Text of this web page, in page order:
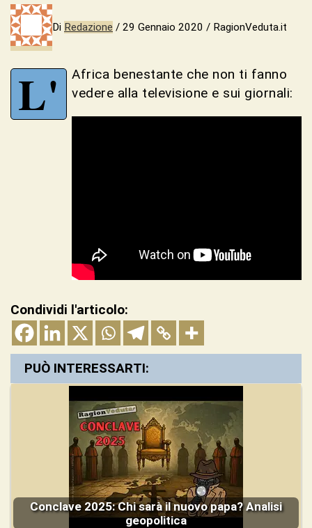
Di Redazione / 29 Gennaio 2020 / RagionVeduta.it
L'
Africa benestante che non ti fanno
vedere alla televisione e sui giornali:
Condividi l'articolo:
PUÒ INTERESSARTI:
Conclave 2025: Chi sarà il nuovo papa? Analisi
geopolitica